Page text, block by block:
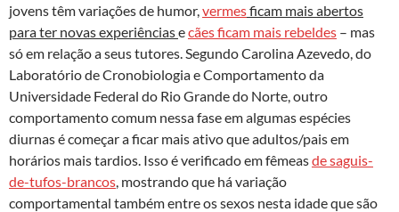
jovens têm variações de humor,vermesficam mais abertos
para ter novas experiênciasecães ficam mais rebeldes – mas
só em relação a seus tutores. Segundo Carolina Azevedo, do
Laboratório de Cronobiologia e Comportamento da
Universidade Federal do Rio Grande do Norte, outro
comportamento comum nessa fase em algumas espécies
diurnas é começar a ficar mais ativo que adultos/pais em
horários mais tardios. Isso é verificado em fêmeasde saguis-
de-tufos-brancos, mostrando que há variação
comportamental também entre os sexos nesta idade que são